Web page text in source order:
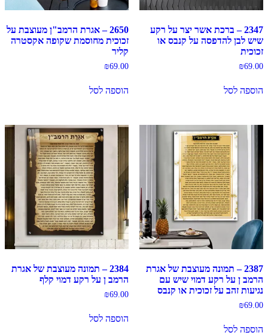
2347 – ברכת אשר יצר על רקע
שיש לבן להדפסה על קנבס או
זכוכית
₪69.00
הוספה לסל
2650 – אגרת הרמב"ן מעוצבת על
זכוכית מחוסמת שקופה אקסטרה
קליר
₪69.00
הוספה לסל
2387 – תמונה מעוצבת של אגרת
הרמב ן על רקע דמוי שיש עם
נגיעות זהב על זכוכית או קנבס
₪69.00
הוספה לסל
2384 – תמונה מעוצבת של אגרת
הרמב ן על רקע דמוי קלף
₪69.00
הוספה לסל